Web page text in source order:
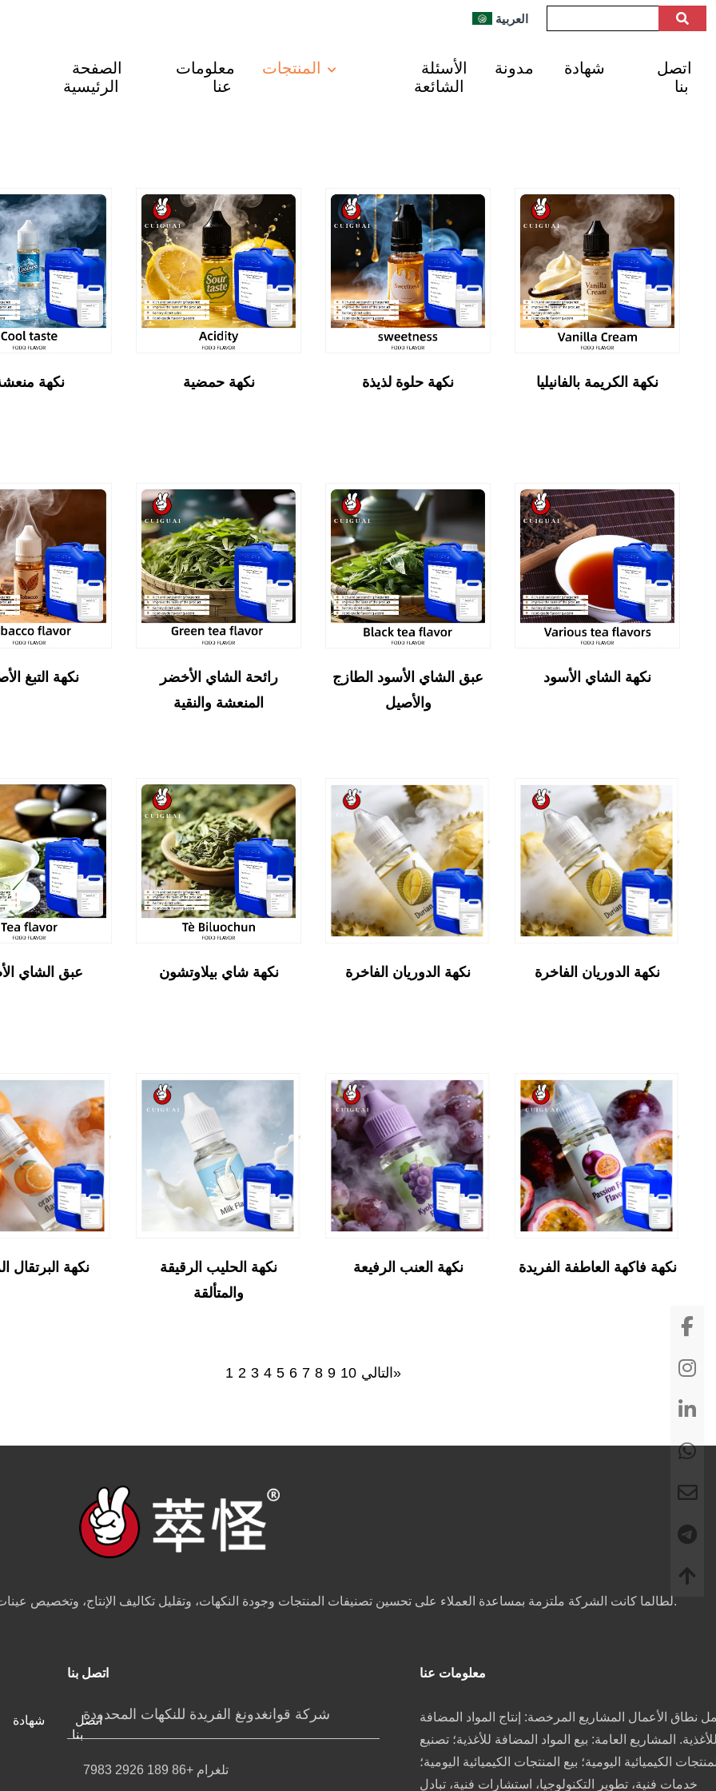
العربية
الصفحة
الرئيسية
معلومات
عنا
المنتجات
الأسئلة
الشائعة
مدونة شهادة
اتصل
بنا
نكهة نكهة حمضية نكهة حلوة لذيذة نكهة الكريمة بالفانيليا
نكهة التبغ
رائحة الشاي الأخضر
المنعشة والنقية
عبق الشاي الأسود الطازج
والأصيل
نكهة الشاي الأسود
عبق الشاي نكهة شاي بيلاوتشون نكهة الدوريان الفاخرة نكهة الدوريان الفاخرة
نكهة البرتقال
نكهة الحليب الرقيقة
والمتألقة
نكهة العنب الرفيعة نكهة فاكهة العاطفة الفريدة
1 2 3 4 5 6 7 8 9 10 التالي»
لطالما كانت الشركة ملتزمة بمساعدة العملاء على تحسين تصنيفات المنتجات وجودة النكهات، وتقليل تكاليف الإنتاج، وتخصيص عينات لتلبية احتياجات التصنيع والمعالجة لمختلف الصناعات الغذائية.
شهادة
اتصل
بنا
اتصل بنا
شركة قوانغدونغ الفريدة للنكهات المحدودة
تلغرام +86 189 2926 7983
معلومات عنا
نطاق الأعمال المشاريع المرخصة: إنتاج المواد المضافة
المشاريع العامة: بيع المواد المضافة للأغذية؛ تصنيع
الكيميائية اليومية؛ بيع المنتجات الكيميائية اليومية؛
خدمات فنية، تطوير التكنولوجيا، استشارات فنية، تبادل